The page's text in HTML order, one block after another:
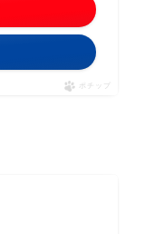
ポチップ